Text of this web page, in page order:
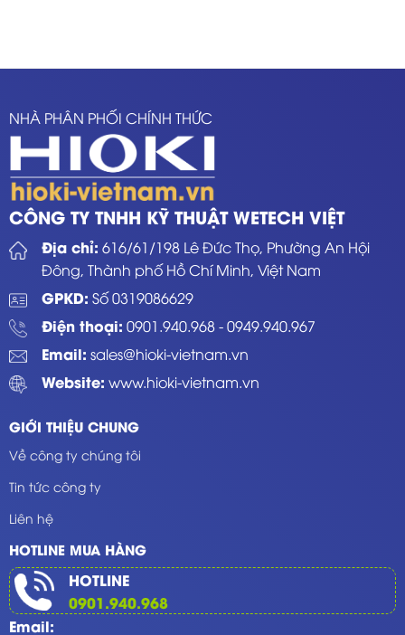
NHÀ PHÂN PHỐI CHÍNH THỨC
CÔNG TY TNHH KỸ THUẬT WETECH VIỆT
Địa chỉ: 616/61/198 Lê Đức Thọ, Phường An Hội
Đông, Thành phố Hồ Chí Minh, Việt Nam
GPKD: Số 0319086629
Điện thoại: 0901.940.968-0949.940.967
Email: sales@hioki-vietnam.vn
Website: www.hioki-vietnam.vn
GIỚI THIỆU CHUNG
Về công ty chúng tôi
Tin tức công ty
Liên hệ
HOTLINE MUA HÀNG
HOTLINE
0901.940.968
Email: